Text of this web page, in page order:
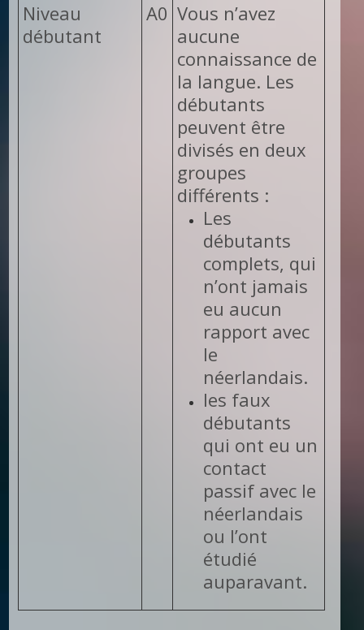
Niveau
débutant
A0 Vous n’avez
aucune
connaissance de
la langue. Les
débutants
peuvent être
divisés en deux
groupes
différents :
Les
débutants
complets, qui
n’ont jamais
eu aucun
rapport avec
le
néerlandais.
les faux
débutants
qui ont eu un
contact
passif avec le
néerlandais
ou l’ont
étudié
auparavant.